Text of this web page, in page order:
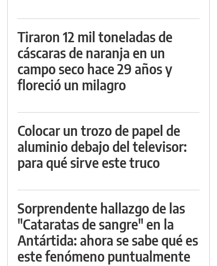
Tiraron 12 mil toneladas de
cáscaras de naranja en un
campo seco hace 29 años y
floreció un milagro
Colocar un trozo de papel de
aluminio debajo del televisor:
para qué sirve este truco
Sorprendente hallazgo de las
"Cataratas de sangre" en la
Antártida: ahora se sabe qué es
este fenómeno puntualmente